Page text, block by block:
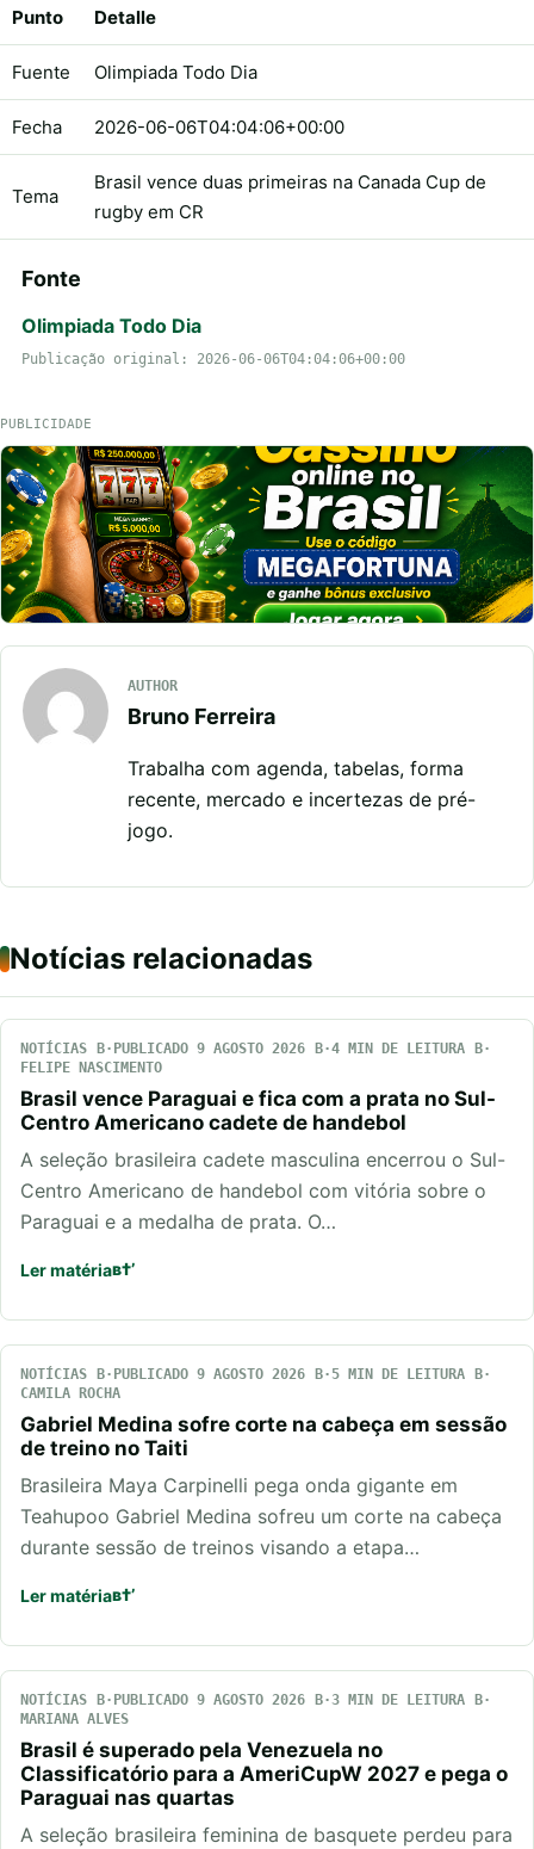
Punto Detalle
Fuente Olimpiada Todo Dia
Fecha 2026-06-06T04:04:06+00:00
Tema
Brasil vence duas primeiras na Canada Cup de
rugby em CR
Fonte
Olimpiada Todo Dia
Publicação original: 2026-06-06T04:04:06+00:00
PUBLICIDADE
AUTHOR
Bruno Ferreira
Trabalha com agenda, tabelas, forma
recente, mercado e incertezas de pré-
jogo.
Notícias relacionadas
NOTÍCIAS PUBLICADO 9 AGOSTO 2026
4 MIN DE LEITURA
FELIPE NASCIMENTO
Brasil vence Paraguai e fica com a prata no Sul-
Centro Americano cadete de handebol
A seleção brasileira cadete masculina encerrou o Sul-
Centro Americano de handebol com vitória sobre o
Paraguai e a medalha de prata. O…
Ler matéria
NOTÍCIAS PUBLICADO 9 AGOSTO 2026
5 MIN DE LEITURA
CAMILA ROCHA
Gabriel Medina sofre corte na cabeça em sessão
de treino no Taiti
Brasileira Maya Carpinelli pega onda gigante em
Teahupoo Gabriel Medina sofreu um corte na cabeça
durante sessão de treinos visando a etapa…
Ler matéria
NOTÍCIAS PUBLICADO 9 AGOSTO 2026
3 MIN DE LEITURA
MARIANA ALVES
Brasil é superado pela Venezuela no
Classificatório para a AmeriCupW 2027 e pega o
Paraguai nas quartas
A seleção brasileira feminina de basquete perdeu para